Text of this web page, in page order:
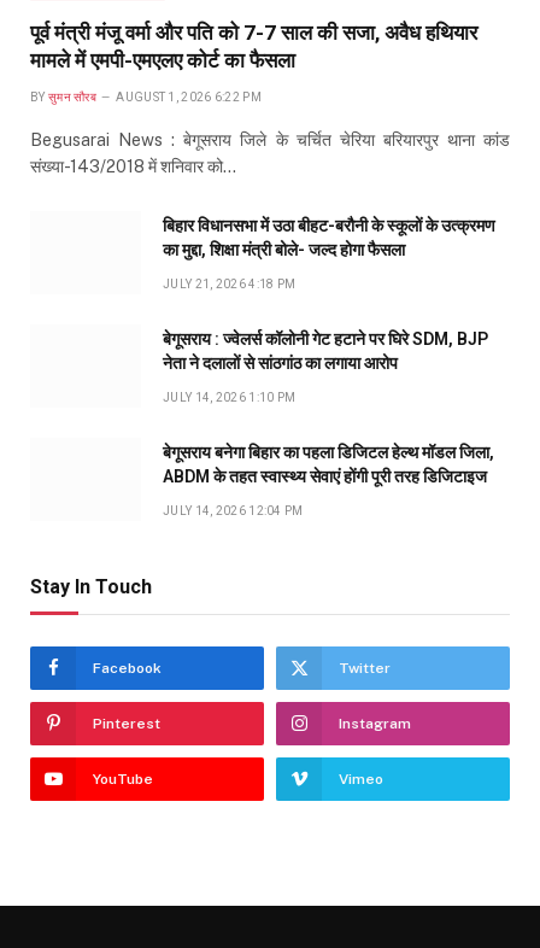
पूर्व मंत्री मंजू वर्मा और पति को 7-7 साल की सजा, अवैध हथियार
मामले में एमपी-एमएलए कोर्ट का फैसला
BY सुमन सौरब AUGUST 1, 2026 6:22 PM
Begusarai News : बेगूसराय जिले के चर्चित चेरिया बरियारपुर थाना कांड
संख्या-143/2018 में शनिवार को…
बिहार विधानसभा में उठा बीहट-बरौनी के स्कूलों के उत्क्रमण
का मुद्दा, शिक्षा मंत्री बोले- जल्द होगा फैसला
JULY 21, 2026 4:18 PM
बेगूसराय : ज्वेलर्स कॉलोनी गेट हटाने पर घिरे SDM, BJP
नेता ने दलालों से सांठगांठ का लगाया आरोप
JULY 14, 2026 1:10 PM
बेगूसराय बनेगा बिहार का पहला डिजिटल हेल्थ मॉडल जिला,
ABDM के तहत स्वास्थ्य सेवाएं होंगी पूरी तरह डिजिटाइज
JULY 14, 2026 12:04 PM
Stay In Touch
Facebook Twitter
Pinterest Instagram
YouTube Vimeo